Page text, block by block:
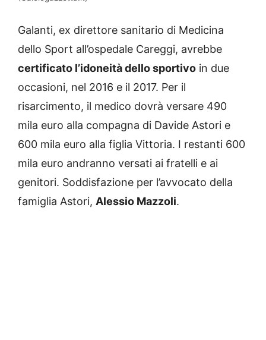
Galanti, ex direttore sanitario di Medicina
dello Sport all’ospedale Careggi, avrebbe
certificato l’idoneità dello sportivo in due
occasioni, nel 2016 e il 2017. Per il
risarcimento, il medico dovrà versare 490
mila euro alla compagna di Davide Astori e
600 mila euro alla figlia Vittoria. I restanti 600
mila euro andranno versati ai fratelli e ai
genitori. Soddisfazione per l’avvocato della
famiglia Astori, Alessio Mazzoli.